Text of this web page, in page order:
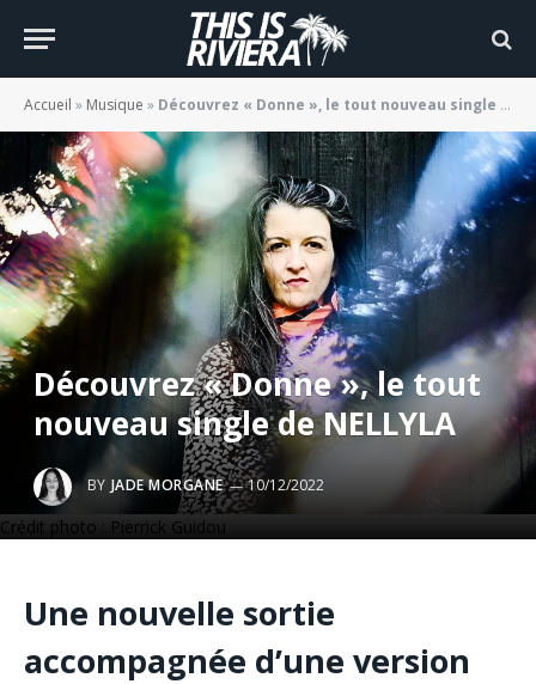
Accueil » Musique » Découvrez « Donne », le tout nouveau single de NELLYLA
Crédit photo : Pierrick Guidou
Découvrez « Donne », le tout
nouveau single de NELLYLA
BY JADE MORGANE 10/12/2022
Une nouvelle sortie
accompagnée d’une version